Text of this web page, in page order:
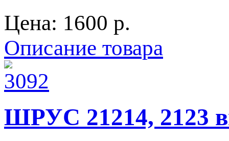
Цена: 1600 p.
Описание товара
ШРУС 21214, 2123